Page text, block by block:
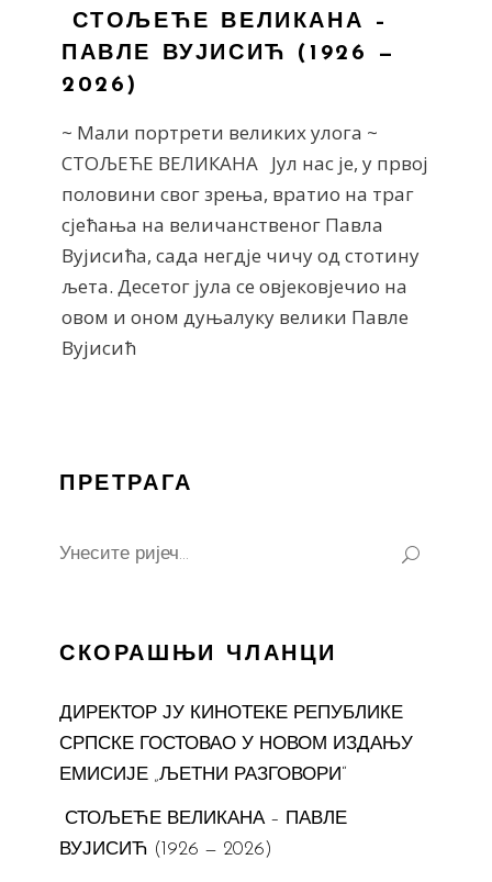
СТОЉЕЋЕ ВЕЛИКАНА –
ПАВЛЕ ВУЈИСИЋ (1926 —
2026)
~ Мали портрети великих улога ~
СТОЉЕЋЕ ВЕЛИКАНА Јул нас је, у првој
половини свог зрења, вратио на траг
сјећања на величанственог Павла
Вујисића, сада негдје чичу од стотину
љета. Десетог јула се овјековјечио на
овом и оном дуњалуку велики Павле
Вујисић
ПРЕТРАГА
for:
СКОРАШЊИ ЧЛАНЦИ
ДИРЕКТОР ЈУ КИНОТЕКЕ РЕПУБЛИКЕ
СРПСКЕ ГОСТОВАО У НОВОМ ИЗДАЊУ
ЕМИСИЈЕ „ЉЕТНИ РАЗГОВОРИ“
СТОЉЕЋЕ ВЕЛИКАНА – ПАВЛЕ
ВУЈИСИЋ (1926 — 2026)